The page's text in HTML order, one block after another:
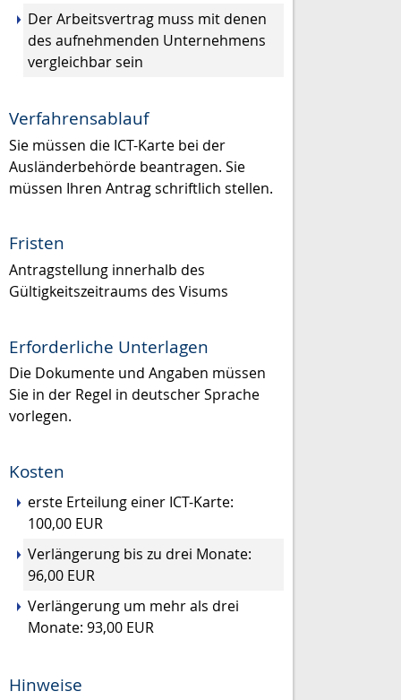
Der Arbeitsvertrag muss mit denen
des aufnehmenden Unternehmens
vergleichbar sein
Verfahrensablauf
Sie müssen die ICT-Karte bei der
Ausländerbehörde beantragen. Sie
müssen Ihren Antrag schriftlich stellen.
Fristen
Antragstellung innerhalb des
Gültigkeitszeitraums des Visums
Erforderliche Unterlagen
Die Dokumente und Angaben müssen
Sie in der Regel in deutscher Sprache
vorlegen.
Kosten
erste Erteilung einer ICT-Karte:
100,00 EUR
Verlängerung bis zu drei Monate:
96,00 EUR
Verlängerung um mehr als drei
Monate: 93,00 EUR
Hinweise